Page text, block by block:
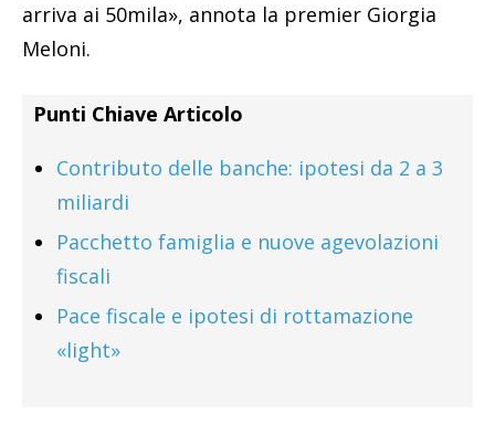
arriva ai 50mila», annota la premier Giorgia
Meloni.
Punti Chiave Articolo
Contributo delle banche: ipotesi da 2 a 3
miliardi
Pacchetto famiglia e nuove agevolazioni
fiscali
Pace fiscale e ipotesi di rottamazione
«light»